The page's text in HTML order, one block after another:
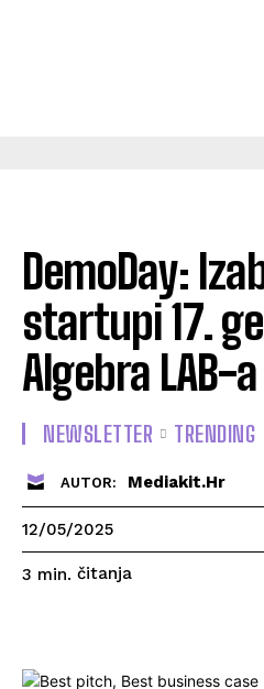
DemoDay:
startupi 17.
Algebra LAB-a
NEWSLETTER TRENDING
AUTOR: Mediakit.hr
12/05/2025
3 min. čitanja